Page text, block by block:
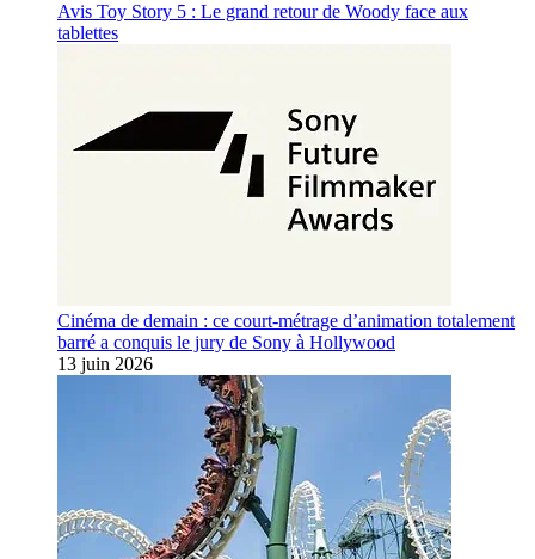
Avis Toy Story 5 : Le grand retour de Woody face aux
tablettes
Cinéma de demain : ce court-métrage d’animation totalement
barré a conquis le jury de Sony à Hollywood
13 juin 2026